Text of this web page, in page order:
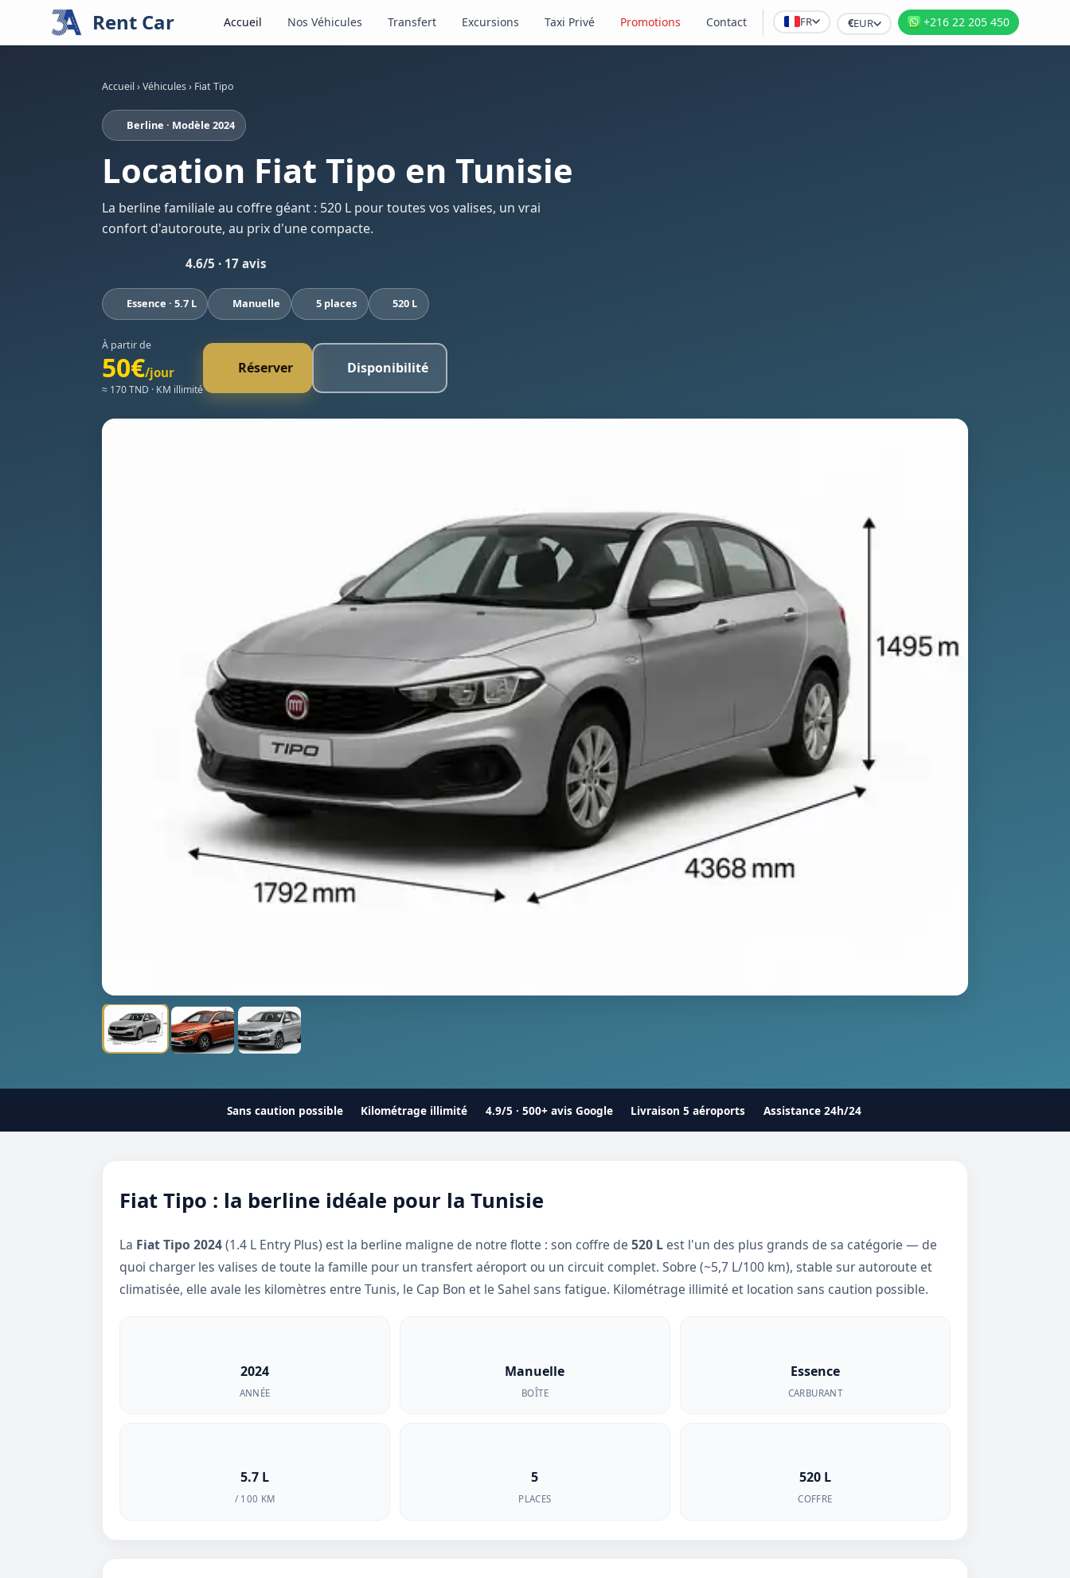
Rent Car Accueil Nos Véhicules Transfert Excursions Taxi Privé Promotions Contact FR €EUR +216 22 205 450
Accueil›Véhicules› Fiat Tipo
Berline · Modèle 2024
Location Fiat Tipo en Tunisie
La berline familiale au coffre géant : 520 L pour toutes vos valises, un vrai
confort d'autoroute, au prix d'une compacte.
4.6/5 · 17 avis
Essence · 5.7 L Manuelle 5 places 520 L
À partir de
50€/jour
≈ 170 TND · KM illimité
Réserver Disponibilité
Sans caution possible Kilométrage illimité 4.9/5 · 500+ avis Google Livraison 5 aéroports Assistance 24h/24
Fiat Tipo : la berline idéale pour la Tunisie
La Fiat Tipo 2024(1.4 L Entry Plus) est la berline maligne de notre flotte : son coffre de 520 Lest l'un des plus grands de sa catégorie — de
quoi charger les valises de toute la famille pour un transfert aéroport ou un circuit complet. Sobre (~5,7 L/100 km), stable sur autoroute et
climatisée, elle avale les kilomètres entre Tunis, le Cap Bon et le Sahel sans fatigue. Kilométrage illimité et location sans caution possible.
2024
ANNÉE
Manuelle
BOÎTE
Essence
CARBURANT
5.7 L
/ 100 KM
5
PLACES
520 L
COFFRE